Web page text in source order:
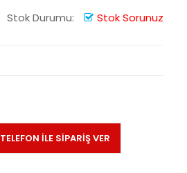
Stok Durumu: Stok Sorunuz
TELEFON İLE SİPARİŞ VER